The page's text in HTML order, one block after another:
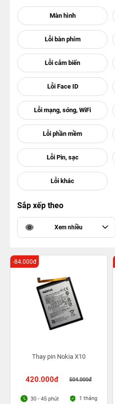
Sắp xếp theo
Xem nhiều
Thay pin Nokia X10
420.000đ 504.000đ
-84.000đ
30 - 45 phút 1 tháng